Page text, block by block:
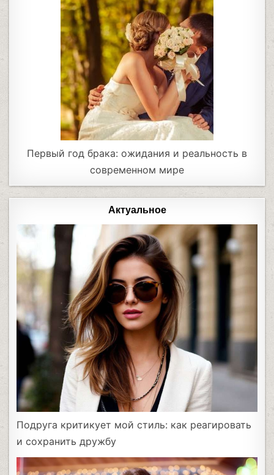
Первый год брака: ожидания и реальность в
современном мире
Актуальное
Подруга критикует мой стиль: как реагировать
и сохранить дружбу